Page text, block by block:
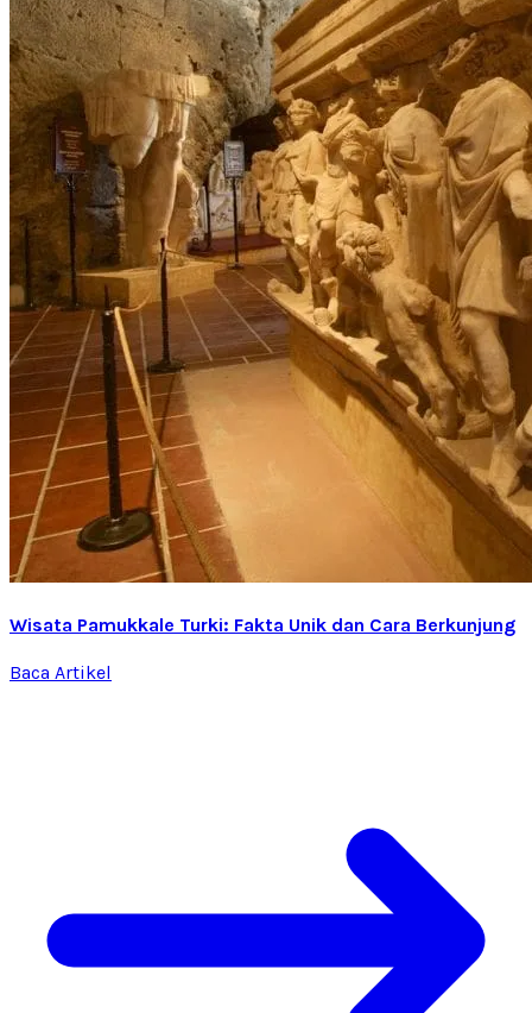
Wisata Pamukkale Turki: Fakta Unik dan Cara Berkunjung
Baca Artikel